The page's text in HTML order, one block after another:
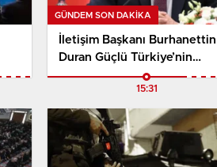
GÜNDEM SON DAKİKA
İletişim Başkanı Burhanettin
Duran Güçlü Türkiye’nin
hamlesini duyurdu. Türkiye,
Suudi Arabistan ve Pakistan
Mekke Anlaşması İmzaladı.
15:31